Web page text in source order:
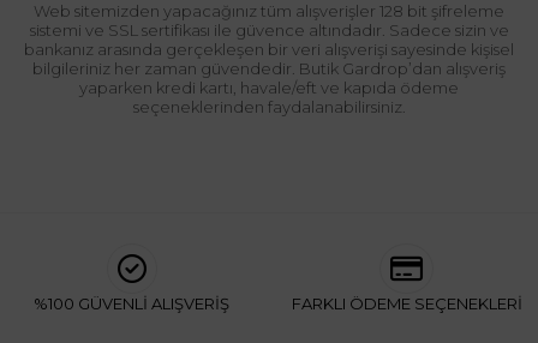
Web sitemizden yapacağınız tüm alışverişler 128 bit şifreleme
sistemi ve SSL sertifikası ile güvence altındadır. Sadece sizin ve
bankanız arasında gerçekleşen bir veri alışverişi sayesinde kişisel
bilgileriniz her zaman güvendedir. Butik Gardrop’dan alışveriş
yaparken kredi kartı, havale/eft ve kapıda ödeme
seçeneklerinden faydalanabilirsiniz.
%100 GÜVENLİ ALIŞVERİŞ FARKLI ÖDEME SEÇENEKLERİ